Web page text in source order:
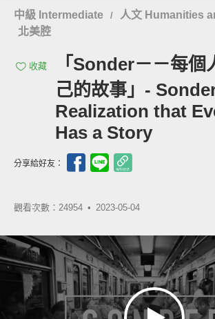
中級 Intermediate / 人文 Humanities
北美腔
收藏
「Sonder－－每個
己的故事」-
Realization that
Has a Story
分享給好友：
觀看次數：24954 • 2023-05-04